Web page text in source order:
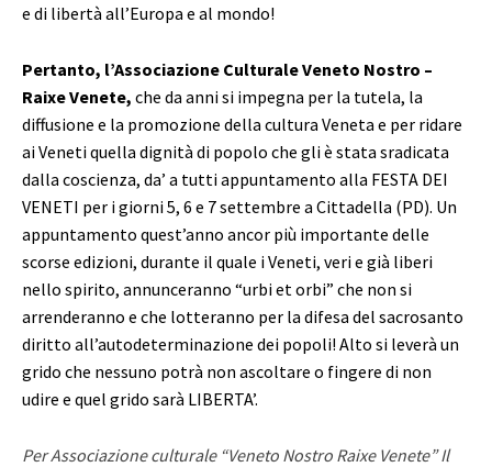
e di libertà all’Europa e al mondo!
Pertanto, l’Associazione Culturale Veneto Nostro –
Raixe Venete, che da anni si impegna per la tutela, la
diffusione e la promozione della cultura Veneta e per ridare
ai Veneti quella dignità di popolo che gli è stata sradicata
dalla coscienza, da’ a tutti appuntamento alla FESTA DEI
VENETI per i giorni 5, 6 e 7 settembre a Cittadella (PD). Un
appuntamento quest’anno ancor più importante delle
scorse edizioni, durante il quale i Veneti, veri e già liberi
nello spirito, annunceranno “urbi et orbi” che non si
arrenderanno e che lotteranno per la difesa del sacrosanto
diritto all’autodeterminazione dei popoli! Alto si leverà un
grido che nessuno potrà non ascoltare o fingere di non
udire e quel grido sarà LIBERTA’.
Per Associazione culturale “Veneto Nostro Raixe Venete” Il